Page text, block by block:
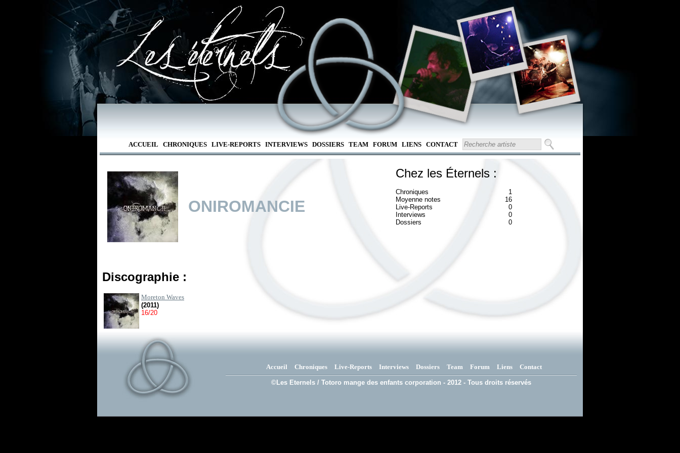
ACCUEIL CHRONIQUES LIVE-REPORTS INTERVIEWS DOSSIERS TEAM FORUM LIENS CONTACT
ONIROMANCIE
Chez les Éternels :
Chroniques
1
Moyenne notes
16
Live-Reports
0
Interviews
0
Dossiers
0
Discographie :
Moreton Waves
(2011)
16/20
Accueil Chroniques Live-Reports Interviews Dossiers Team Forum Liens Contact
©Les Eternels / Totoro mange des enfants corporation - 2012 - Tous droits réservés